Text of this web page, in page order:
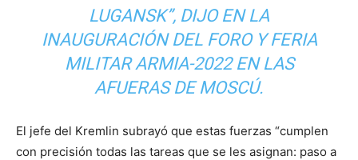
LUGANSK”, DIJO EN LA
INAUGURACIÓN DEL FORO Y FERIA
MILITAR ARMIA-2022 EN LAS
AFUERAS DE MOSCÚ.
El jefe del Kremlin subrayó que estas fuerzas “cumplen
con precisión todas las tareas que se les asignan: paso a